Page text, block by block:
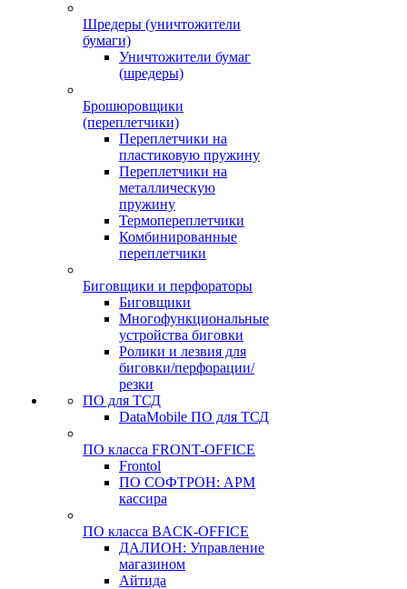
Шредеры (уничтожители
бумаги)
Уничтожители бумаг
(шредеры)
Брошюровщики
(переплетчики)
Переплетчики на
пластиковую пружину
Переплетчики на
металлическую
пружину
Термопереплетчики
Комбинированные
переплетчики
Биговщики и перфораторы
Биговщики
Многофункциональные
устройства биговки
Ролики и лезвия для
биговки/перфорации/
резки
ПО для ТСД
DataMobile ПО для ТСД
ПО класса FRONT-OFFICE
Frontol
ПО СОФТРОН: АРМ
кассира
ПО класса BACK-OFFICE
ДАЛИОН: Управление
магазином
Айтида